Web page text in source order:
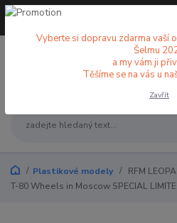
+420 773 998 582
Plastikové modely
RFM
T-80 Wheels in Moscow SPECIAL
Vyberte si dopravu zdarma vaší
Šelmu
a my vám ji
Těšíme se na vás u
Zavřít